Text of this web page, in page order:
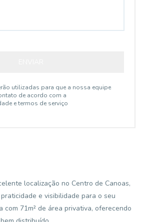
utilizadas para que a nossa equipe
de acordo com a
e termos de serviço
localização no Centro de Canoas,
e visibilidade para o seu
com 71m² de área privativa, oferecendo